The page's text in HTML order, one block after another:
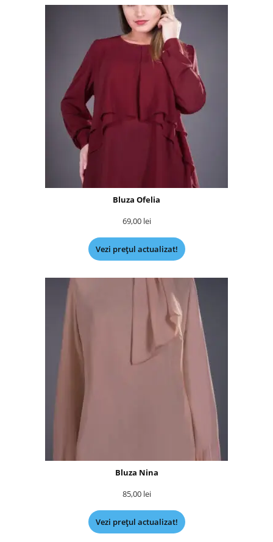
Bluza Ofelia
69,00 lei
Vezi prețul actualizat!
Bluza Nina
85,00 lei
Vezi prețul actualizat!